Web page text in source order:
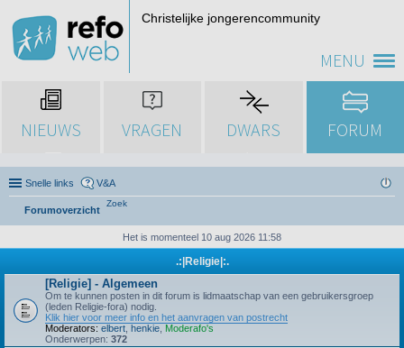
MENU
Christelijke jongerencommunity
NIEUWS VRAGEN DWARS FORUM
Snelle links V&A
Forumoverzicht
Zoek
Het is momenteel 10 aug 2026 11:58
.:|Religie|:.
[Religie] - Algemeen
Om te kunnen posten in dit forum is lidmaatschap van een gebruikersgroep
(leden Religie-fora) nodig.
Klik hier voor meer info en het aanvragen van postrecht
Moderators: elbert henkie Moderafo's
Onderwerpen: 372